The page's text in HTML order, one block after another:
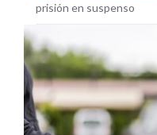
prisión en suspenso